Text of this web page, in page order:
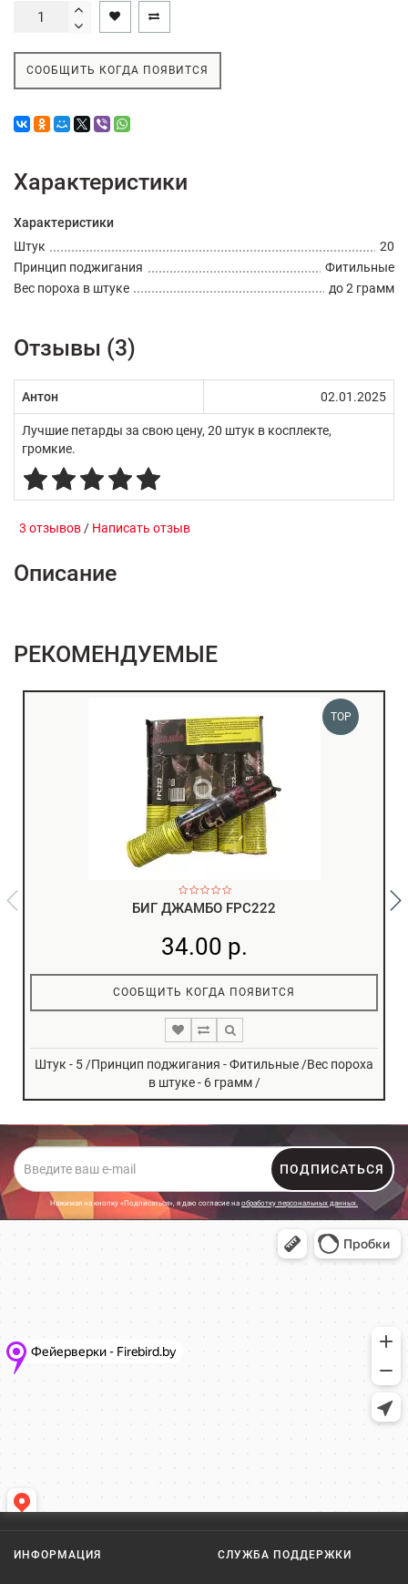
СООБЩИТЬ КОГДА ПОЯВИТСЯ
Характеристики
Характеристики
Штук
20
Принцип поджигания
Фитильные
Вес пороха в штуке
до 2 грамм
Отзывы (3)
Антон 02.01.2025
Лучшие петарды за свою цену, 20 штук в косплекте,
громкие.
3 отзывов/ Написать отзыв
Описание
РЕКОМЕНДУЕМЫЕ
TOP
БИГ ДЖАМБО FPC222
34.00 р.
СООБЩИТЬ КОГДА ПОЯВИТСЯ
Штук - 5 /Принцип поджигания - Фитильные /Вес пороха
в штуке - 6 грамм /
ПОДПИСАТЬСЯ
Нажимая на кнопку «Подписаться», я даю cогласие на обработку персональных данных.
ИНФОРМАЦИЯ СЛУЖБА ПОДДЕРЖКИ